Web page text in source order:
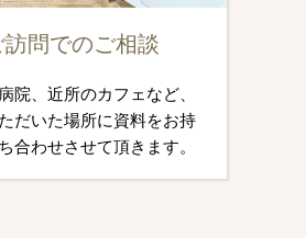
訪問でのご相談
院、近所のカフェなど、
だいた場所に資料をお持
合わせさせて頂きます。